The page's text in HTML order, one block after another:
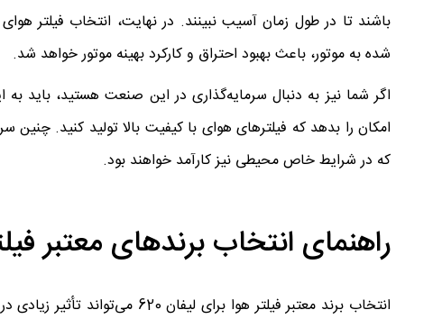
باشند تا در طول زمان آسیب نبینند. در نهایت، انتخاب فیلتر
شده به موتور، باعث بهبود احتراق و کارکرد بهینه موتور خواهد شد.
اگر شما نیز به دنبال سرمایه‌گذاری در این صنعت هستید، باید
امکان را بدهد که فیلترهای هوای با کیفیت بالا تولید کنید. چنین
که در شرایط خاص محیطی نیز کارآمد خواهند بود.
راهنمای انتخاب برندهای معتبر فیلتر
انتخاب برند معتبر فیلتر هوا